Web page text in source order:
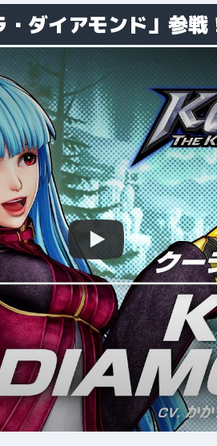
ダイアモンド」参戦